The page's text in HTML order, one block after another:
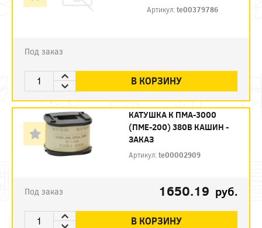
Артикул:te00379786
Под заказ
В КОРЗИНУ
КАТУШКА К ПМА-3000
(ПМЕ-200) 380В КАШИН -
ЗАКАЗ
Артикул:te00002909
Под заказ 1650.19 руб.
В КОРЗИНУ